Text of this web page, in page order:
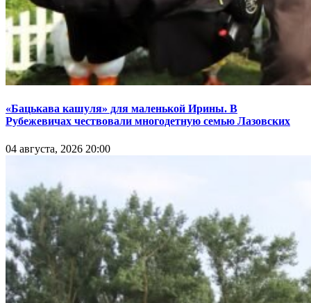
«Бацькава кашуля» для маленькой Ирины. В
Рубежевичах чествовали многодетную семью Лазовских
04 августа, 2026 20:00